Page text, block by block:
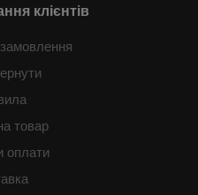
клієнтів
товар
оплати